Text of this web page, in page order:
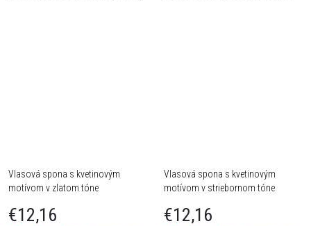
Vlasová spona s kvetinovým
motívom v zlatom tóne
€12,16
Vlasová spona s kvetinovým
motívom v striebornom tóne
€12,16